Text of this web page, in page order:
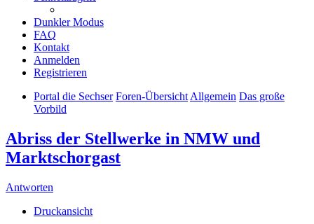
Dunkler Modus
FAQ
Kontakt
Anmelden
Registrieren
Portal die Sechser Foren-Übersicht Allgemein Das große
Vorbild
Abriss der Stellwerke in NMW und
Marktschorgast
Antworten
Druckansicht